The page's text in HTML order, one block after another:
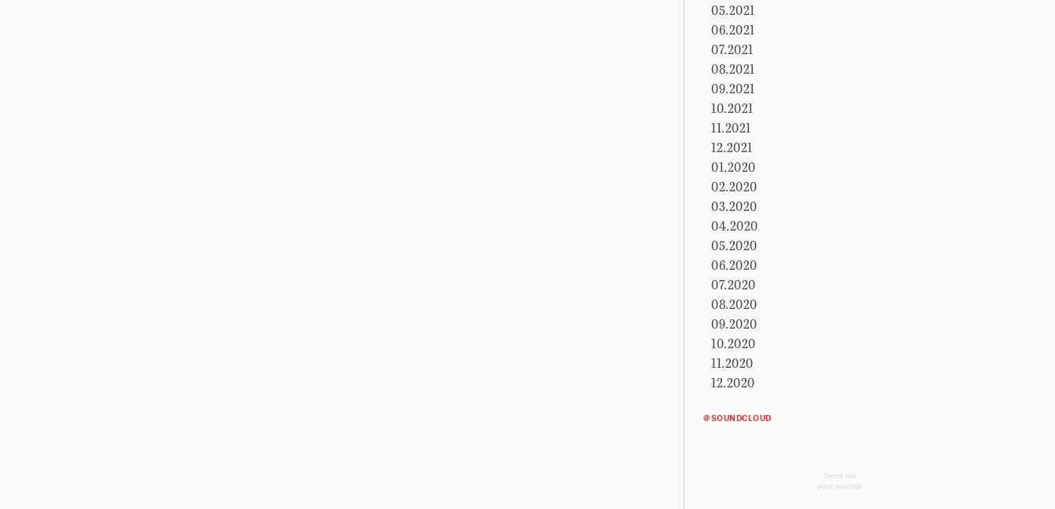
05.2021
06.2021
07.2021
08.2021
09.2021
10.2021
11.2021
12.2021
01.2020
02.2020
03.2020
04.2020
05.2020
06.2020
07.2020
08.2020
09.2020
10.2020
11.2020
12.2020
@SOUNDCLOUD
Send me
your sounds